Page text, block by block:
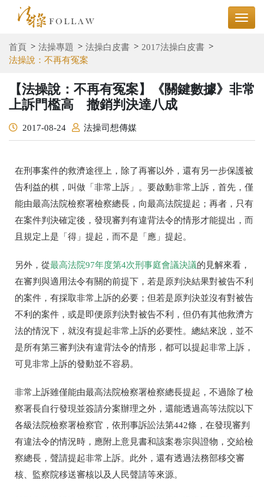
首頁 法操專題 法操白皮書
2017法操白皮書
法操說：不再有冤案
【法操說：不再有冤案】《關鍵數據》非常
上訴門檻高 撤銷判決達八成
2017-08-24 法操司想傳媒
在刑事案件的救濟途徑上，除了再審以外，還有另一步保護被
告利益的棋，叫做「非常上訴」。要啟動非常上訴，首先，僅
能由最高法院檢察署檢察總長，向最高法院提起；再者，只有
在案件判決確定後，發現審判有違背法令的情形才能提出，而
且規定上是「得」提起，而不是「應」提起。
另外，從最高法院97年度第4次刑事庭會議決議的見解來看，
在審判與適用法令有關的前提下，若是原判決結果對被告不利
的案件，有採取非常上訴的必要；但若是原判決並沒有對被告
不利的案件，或是即便原判決對被告不利，但仍有其他救濟方
法的情況下，就沒有提起非常上訴的必要性。總結來說，並不
是所有第三審判決有違背法令的情形，都可以提起非常上訴 ，
可見非常上訴的發動並不容易。
非常上訴雖僅能由最高法院檢察署檢察總長提起，不過除了檢
察署長自行發現並簽請分案辦理之外，還能透過高等法院以下
各級法院檢察署檢察官，依刑事訴訟法第442條，在發現審判
有違法令的情況時，應附上意見書和該案卷宗與證物，交給檢
察總長，聲請提起非常上訴。此外，還有透過法務部移交審
核、監察院移送審核以及人民聲請等來源。